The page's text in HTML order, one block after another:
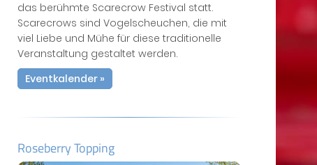
das berühmte Scarecrow Festival statt.
Scarecrows sind Vogelscheuchen, die mit
viel Liebe und Mühe für diese traditionelle
Veranstaltung gestaltet werden.
Eventkalender »
Roseberry Topping